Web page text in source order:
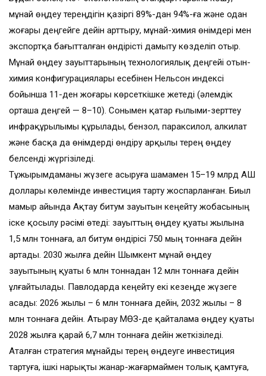
мұнай өңдеу тереңдігін қазіргі 89%-дан 94%-ға және одан
жоғары деңгейге дейін арттыру, мұнай-химия өнімдері мен
экспортқа бағытталған өндірісті дамыту көзделіп отыр.
Мұнай өңдеу зауыттарының технологиялық деңгейі отын-
химия конфигурациялары есебінен Нельсон индексі
бойынша 11-ден жоғары көрсеткішке жетеді (әлемдік
орташа деңгей — 8–10). Сонымен қатар ғылыми-зерттеу
инфрақұрылымы құрылады, бензол, параксилол, алкилат
және басқа да өнімдерді өндіру арқылы терең өңдеу
белсенді жүргізіледі.
Тұжырымдаманы жүзеге асыруға шамамен 15–19 млрд АҚШ
доллары көлемінде инвестиция тарту жоспарланған. Биыл
мамыр айында Ақтау битум зауытын кеңейту жобасының
іске қосылу рәсімі өтеді: зауыттың өңдеу қуаты жылына
1,5 млн тоннаға, ал битум өндірісі 750 мың тоннаға дейін
артады. 2030 жылға дейін Шымкент мұнай өңдеу
зауытының қуаты 6 млн тоннадан 12 млн тоннаға дейін
ұлғайтылады. Павлодарда кеңейту екі кезеңде жүзеге
асады: 2026 жылы – 6 млн тоннаға дейін, 2032 жылы – 8
млн тоннаға дейін. Атырау МӨЗ-де қайталама өңдеу қуаты
2028 жылға қарай 6,7 млн тоннаға дейін жеткізіледі.
Аталған стратегия мұнайды терең өңдеуге инвестиция
тартуға, ішкі нарықты жанар-жағармаймен толық қамтуға,